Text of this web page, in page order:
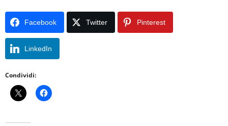
Facebook Twitter Pinterest
LinkedIn
Condividi: